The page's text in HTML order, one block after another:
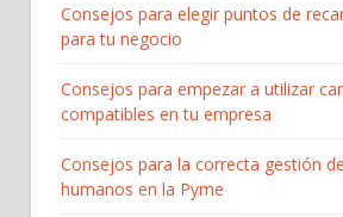
Consejos para elegir puntos de
para tu negocio
Consejos para empezar a utilizar
compatibles en tu empresa
Consejos para la correcta gestión
humanos en la Pyme